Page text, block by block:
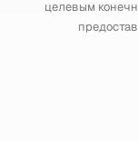
целевым